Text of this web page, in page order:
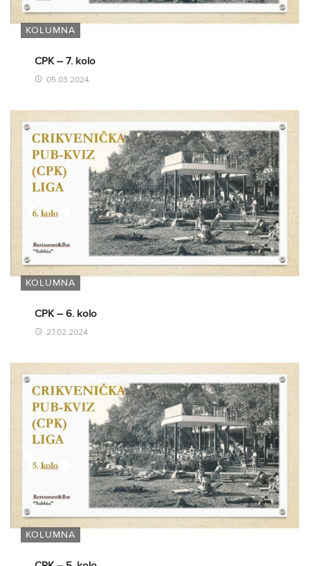
KOLUMNA
CPK – 7. kolo
05.03.2024
KOLUMNA
CPK – 6. kolo
27.02.2024
KOLUMNA